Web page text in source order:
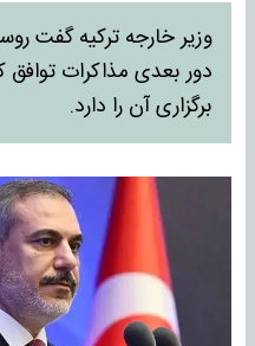
وزیر خارجه ترکیه گفت
دور بعدی مذاکرات توافق
برگزاری آن را دارد.